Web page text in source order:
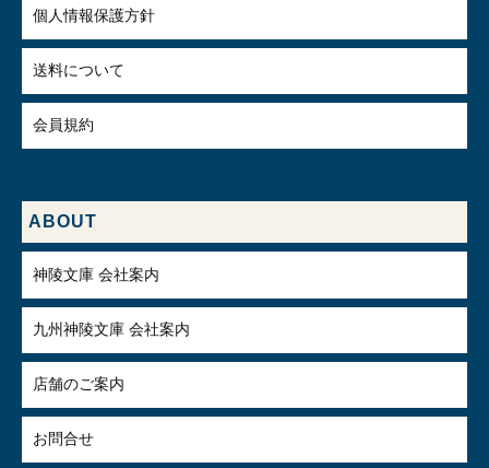
個人情報保護方針
送料について
会員規約
ABOUT
神陵文庫 会社案内
九州神陵文庫 会社案内
店舗のご案内
お問合せ